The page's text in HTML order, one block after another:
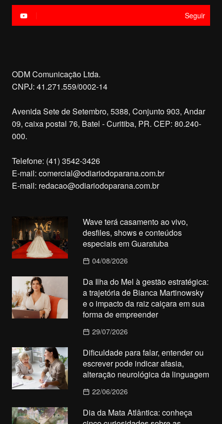
Seguir
ODM Comunicação Ltda.
CNPJ: 41.271.559/0002-14
Avenida Sete de Setembro, 5388, Conjunto 903, Andar
09, caixa postal 76, Batel - Curitiba, PR. CEP: 80.240-
000.
Telefone: (41) 3542-3426
E-mail: comercial@odiariodoparana.com.br
E-mail: redacao@odiariodoparana.com.br
Wave terá casamento ao vivo,
desfiles, shows e conteúdos
especiais em Guaratuba
04/08/2026
Da Ilha do Mel à gestão estratégica:
a trajetória de Bianca Martinowsky
e o impacto da raiz caiçara em sua
forma de empreender
29/07/2026
Dificuldade para falar, entender ou
escrever pode indicar afasia,
alteração neurológica da linguagem
22/06/2026
Dia da Mata Atlântica: conheça